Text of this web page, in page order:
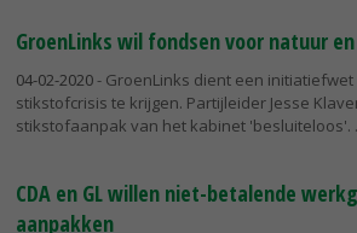
GroenLinks wil fondsen voor natuur
04-02-2020- GroenLinks dient een
stikstofcrisis te krijgen. Partijleider Jesse
stikstofaanpak van het kabinet 'besluiteloos'.
CDA en GL willen niet-betalende
aanpakken